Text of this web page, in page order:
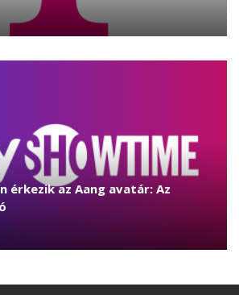
érkezik az Aang avatár: Az